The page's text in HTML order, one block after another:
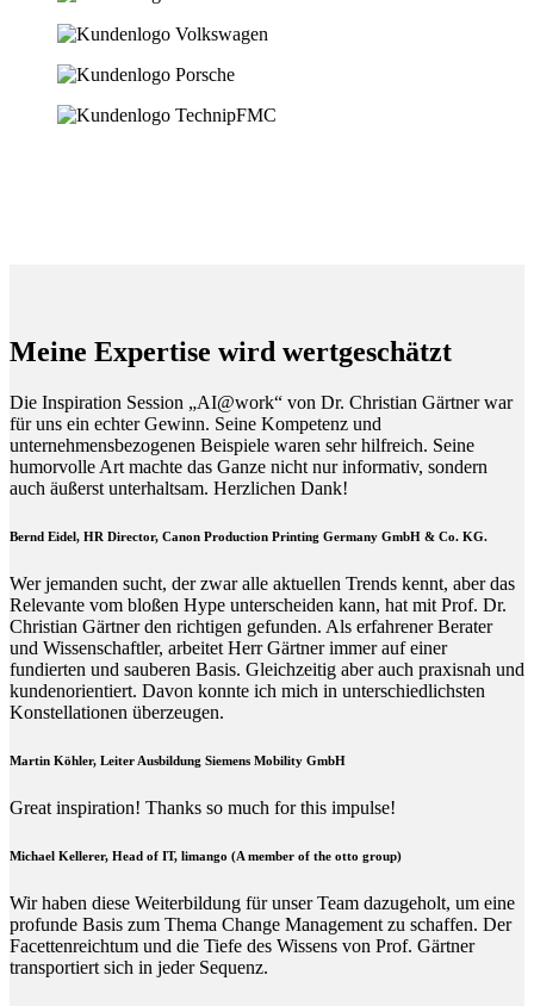
Meine Expertise wird wertgeschätzt
Die Inspiration Session „AI@work“ von Dr. Christian Gärtner war
für uns ein echter Gewinn. Seine Kompetenz und
unternehmensbezogenen Beispiele waren sehr hilfreich. Seine
humorvolle Art machte das Ganze nicht nur informativ, sondern
auch äußerst unterhaltsam. Herzlichen Dank!
Bernd Eidel, HR Director, Canon Production Printing Germany GmbH & Co. KG.
Wer jemanden sucht, der zwar alle aktuellen Trends kennt, aber das
Relevante vom bloßen Hype unterscheiden kann, hat mit Prof. Dr.
Christian Gärtner den richtigen gefunden. Als erfahrener Berater
und Wissenschaftler, arbeitet Herr Gärtner immer auf einer
fundierten und sauberen Basis. Gleichzeitig aber auch praxisnah und
kundenorientiert. Davon konnte ich mich in unterschiedlichsten
Konstellationen überzeugen.
Martin Köhler, Leiter Ausbildung Siemens Mobility GmbH
Great inspiration! Thanks so much for this impulse!
Michael Kellerer, Head of IT, limango (A member of the otto group)
Wir haben diese Weiterbildung für unser Team dazugeholt, um eine
profunde Basis zum Thema Change Management zu schaffen. Der
Facettenreichtum und die Tiefe des Wissens von Prof. Gärtner
transportiert sich in jeder Sequenz.